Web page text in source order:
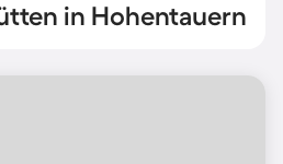
in Hohentauern